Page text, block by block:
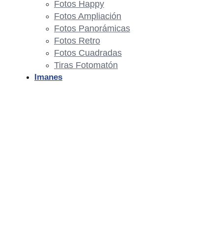
Fotos Happy
Fotos Ampliación
Fotos Panorámicas
Fotos Retro
Fotos Cuadradas
Tiras Fotomatón
Imanes